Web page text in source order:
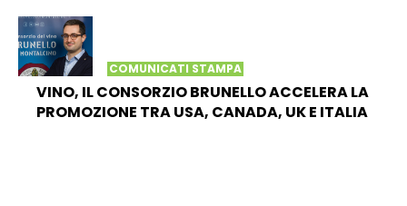
COMUNICATI STAMPA
VINO, IL CONSORZIO BRUNELLO ACCELERA LA
PROMOZIONE TRA USA, CANADA, UK E ITALIA